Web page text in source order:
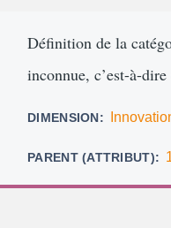
Définition de la
inconnue, c’est-à-
DIMENSION
PARENT (ATTRIBUT)